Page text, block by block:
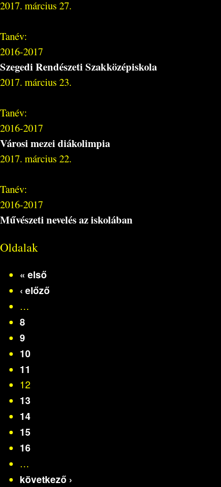
2017. március 27.
Tanév:
2016-2017
Szegedi Rendészeti Szakközépiskola
2017. március 23.
Tanév:
2016-2017
Városi mezei diákolimpia
2017. március 22.
Tanév:
2016-2017
Művészeti nevelés az iskolában
Oldalak
« első
‹ előző
…
8
9
10
11
12
13
14
15
16
…
következő ›